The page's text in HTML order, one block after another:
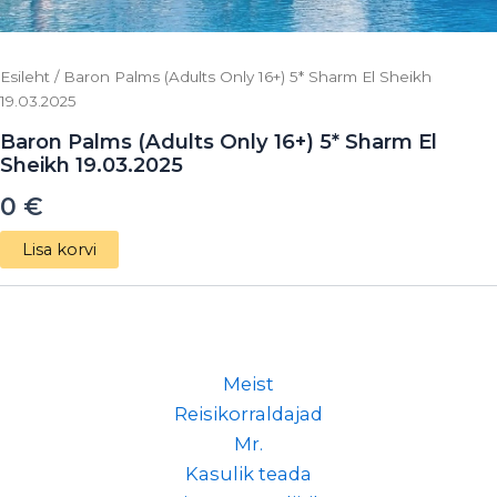
Esileht / Baron Palms (Adults Only 16+) 5* Sharm El Sheikh
19.03.2025
Baron Palms (Adults Only 16+) 5* Sharm El
Sheikh 19.03.2025
0 €
Lisa korvi
Meist
Reisikorraldajad
Mr.
Kasulik teada